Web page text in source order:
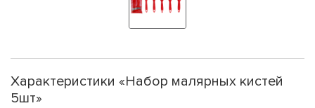
Характеристики «Набор малярных кистей
5шт»